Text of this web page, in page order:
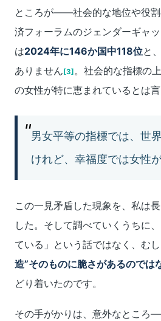
ところが――社会的な地位や役
済フォーラムのジェンダーギャ
は2024年に146か国中118位と
ありません [3] 。社会的な指標の
の女性が特に恵まれているとは言
男女平等の指標では、世界
けれど、幸福度では女性
この一見矛盾した現象を、私は
した。そして調べていくうちに
ている」という話ではなく、む
造”そのものに脆さがあるのでは
どり着いたのです。
その手がかりは、意外なところ